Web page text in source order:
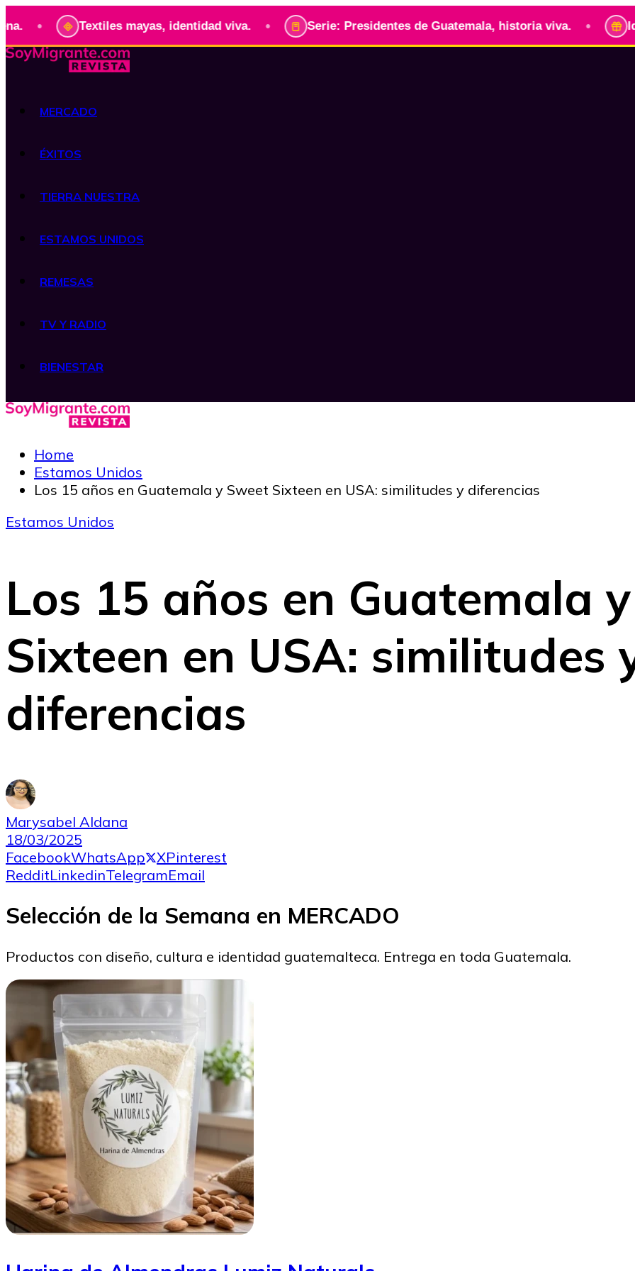
Textiles mayas, identidad viva. • Serie: Presidentes de Guatemala, historia viva. •
MERCADO
ÉXITOS
TIERRA NUESTRA
ESTAMOS UNIDOS
REMESAS
TV Y RADIO
BIENESTAR
Home
Estamos Unidos
Los 15 años en Guatemala y Sweet Sixteen en USA: similitudes y diferencias
Estamos Unidos
Los 15 años en Guatemala
Sixteen en USA: similitudes
diferencias
Marysabel Aldana
18/03/2025
FacebookWhatsApp XPinterest
RedditLinkedinTelegramEmail
Selección de la Semana en MERCADO
Productos con diseño, cultura e identidad guatemalteca. Entrega en toda Guatemala.